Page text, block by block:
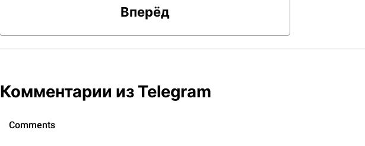
Вперёд
Комментарии из Telegram